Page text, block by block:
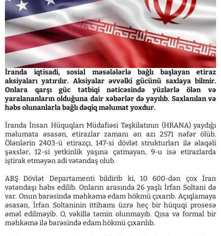
İranda iqtisadi, sosial məsələlərlə bağlı başlayan etiraz
aksiyaları yatırılır. Aksiyalar əvvəlki gücünü saxlaya bilmir.
Onlara qarşı güc tətbiqi nəticəsində yüzlərlə ölən və
yaralananların olduğuna dair xəbərlər də yayılıb. Saxlanılan və
həbs olunanlarla bağlı dəqiq məlumat yoxdur.
İranda İnsan Hüquqları Müdafiəsi Təşkilatının (HRANA) yaydığı
məlumata əsasən, etirazlar zamanı ən azı 2571 nəfər ölüb.
Ölənlərin 2403-ü etirazçı, 147-si dövlət strukturları ilə əlaqəli
şəxslər, 12-si yetkinlik yaşına çatmayan, 9-u isə etirazlarda
iştirak etməyən adi vətəndaş olub.
ABŞ Dövlət Departamenti bildirib ki, 10 600-dən çox İran
vətəndaşı həbs edilib. Onların arasında 26 yaşlı İrfan Soltani də
var. Onun barəsində məhkəmə edam hökmü çıxarıb. Açıqlamaya
əsasən, İrfan Soltaninin ittihamı üzrə heç bir hüquqi prosesə
əməl edilməyib. O, vəkillə təmin olunmayıb. Qısa və formal bir
məhkəmə ilə barəsində edam hökmü çıxarılıb.